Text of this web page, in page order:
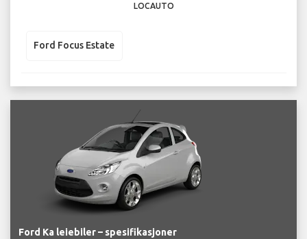
LOCAUTO
Ford Focus Estate
Ford Ka leiebiler – spesifikasjoner